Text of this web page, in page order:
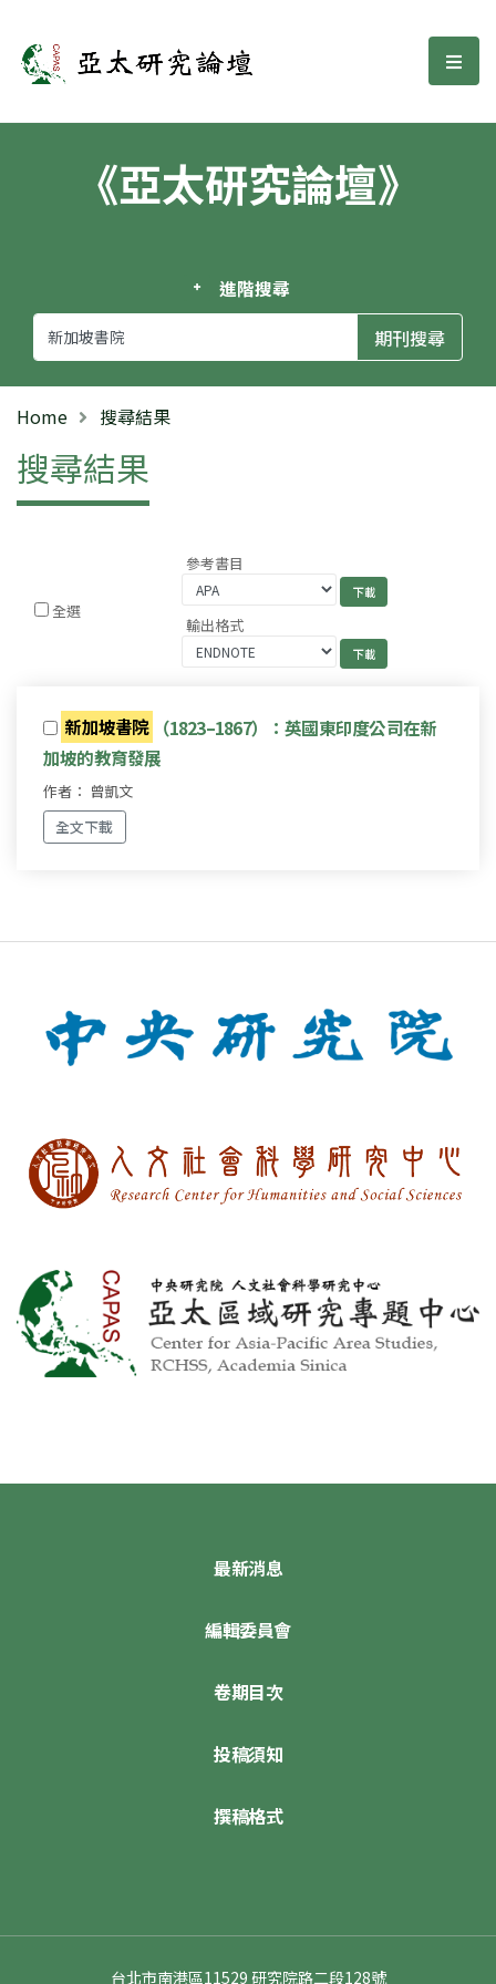
亞太研究論壇 選
《亞太研究論壇》
進階搜尋
Home 搜尋結果
搜尋結果
全選
參考書目
輸出格式
新加坡書院
（1823–1867）：英國東印度公司在新
加坡的教育發展
作者： 曾凱文
全文下載
最新消息
編輯委員會
卷期目次
投稿須知
撰稿格式
台北市南港區11529 研究院路二段128號